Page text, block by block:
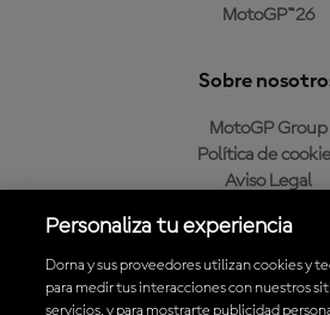
MotoGP™26
Sobre
MotoGP Group
Política de
Aviso Legal
Política de compra
Personaliza tu experiencia
Dorna y sus proveedores utilizan cookies y
para medir tus interacciones con nuestros
servicios, y para mostrarte publicidad